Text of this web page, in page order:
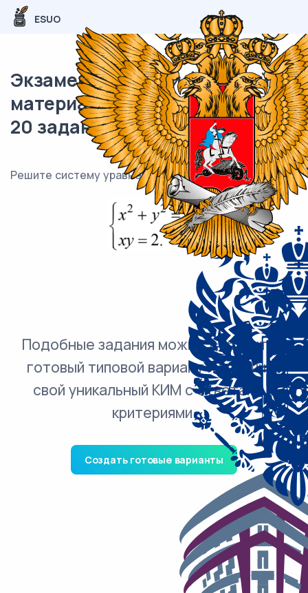
ESUO
Экзаменационный (типовой)
материал ОГЭ / Математика /
20 задания / 81
Решите систему уравнений.
Подобные задания можно добавить в
готовый типовой вариант и получить
свой уникальный КИМ с ответами и
критериями.
Создать готовые варианты